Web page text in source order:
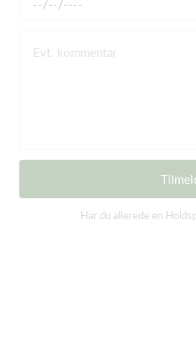
Evt. kommentar
Har du allerede en